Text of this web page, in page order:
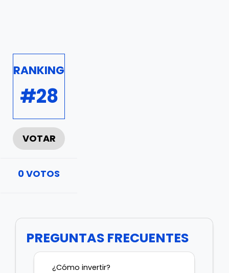
RANKING
#28
VOTAR
0VOTOS
PREGUNTAS FRECUENTES
¿Cómo invertir?